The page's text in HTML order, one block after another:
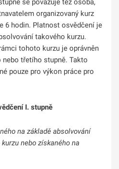
se považuje též osoba,
organizovaný kurz
6 hodin. Platnost osvědčení je
takového kurzu.
tohoto kurzu je oprávněn
třetího stupně. Takto
pouze pro výkon práce pro
I. stupně
na základě absolvování
nebo získaného na